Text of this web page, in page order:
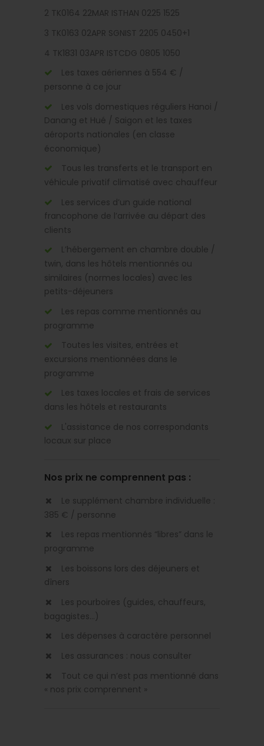
2 TK0164 22MAR ISTHAN 0225 1525
3 TK0163 02APR SGNIST 2205 0450+1
4 TK1831 03APR ISTCDG 0805 1050
Les taxes aériennes à 554 € /
personne à ce jour
Les vols domestiques réguliers Hanoi /
Danang et Hué / Saigon et les taxes
aéroports nationales (en classe
économique)
Tous les transferts et le transport en
véhicule privatif climatisé avec chauffeur
Les services d’un guide national
francophone de l’arrivée au départ des
clients
L’hébergement en chambre double /
twin, dans les hôtels mentionnés ou
similaires (normes locales) avec les
petits-déjeuners
Les repas comme mentionnés au
programme
Toutes les visites, entrées et
excursions mentionnées dans le
programme
Les taxes locales et frais de services
dans les hôtels et restaurants
L'assistance de nos correspondants
locaux sur place
Nos prix ne comprennent pas :
Le supplément chambre individuelle :
385 € / personne
Les repas mentionnés “libres” dans le
programme
Les boissons lors des déjeuners et
dîners
Les pourboires (guides, chauffeurs,
bagagistes…)
Les dépenses à caractère personnel
Les assurances : nous consulter
Tout ce qui n’est pas mentionné dans
« nos prix comprennent »